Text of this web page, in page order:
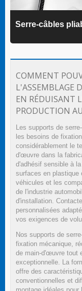
Serre-câbles
COMMENT
L'ASSEMBLAGE
EN RÉDUISANT
PRODUCTION
Les supports de
les besoins de
considérablement le
d'œuvre dans la
d'adhésif sensible à
surfaces en plastique
véhicules et les
de l'industrie
d'installation.
personnalisées
vos exigences de
Nos supports de
fixation mécanique,
de main-d'œuvre tout
exceptionnelle. La
offre des
conventionnelles et